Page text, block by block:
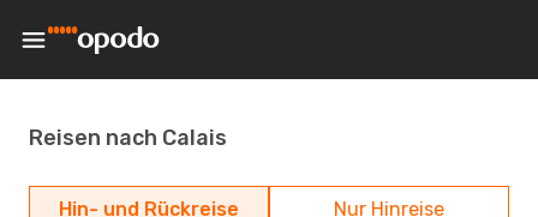
Reisen nach Calais
Hin- und Rückreise Nur Hinreise